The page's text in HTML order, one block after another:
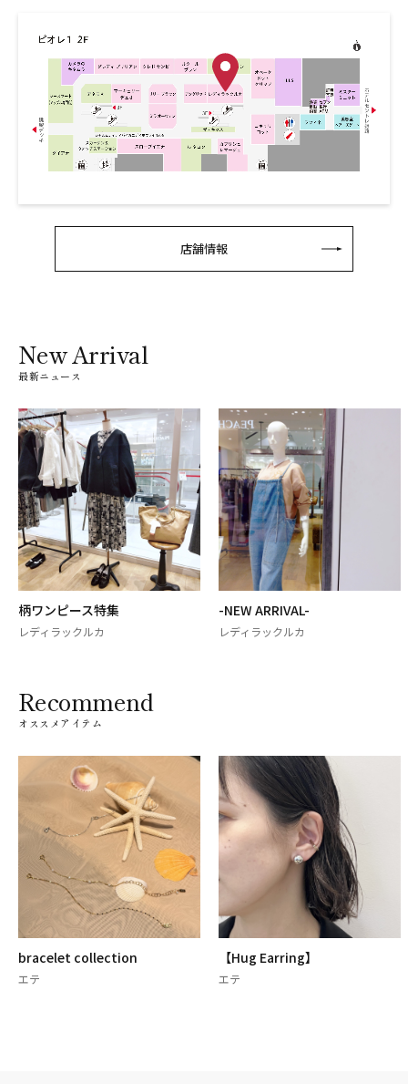
店舗情報
New Arrival
最新ニュース
柄ワンピース特集
レディラックルカ
-NEW ARRIVAL-
レディラックルカ
Recommend
オススメアイテム
bracelet collection
エテ
【Hug Earring】
エテ